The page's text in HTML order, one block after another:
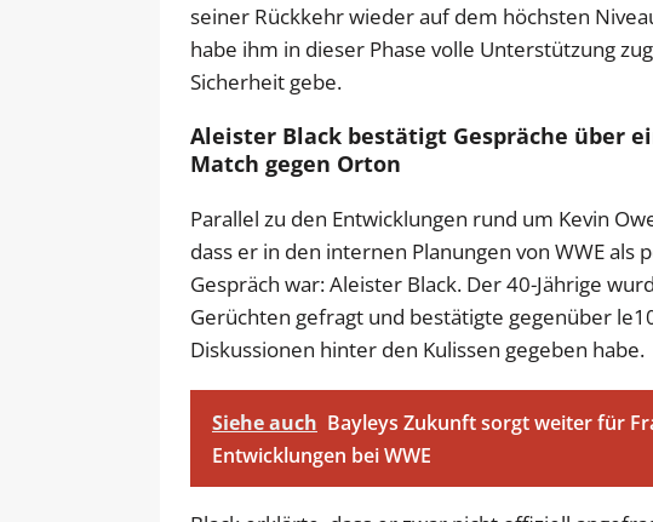
seiner Rückkehr wieder auf dem höchsten
habe ihm in dieser Phase volle Unterstützung
Sicherheit gebe.
Aleister Black bestätigt Gespräche über
Match gegen Orton
Parallel zu den Entwicklungen rund um Kevin
dass er in den internen Planungen von WWE als
Gespräch war: Aleister Black. Der 40-Jährige
Gerüchten gefragt und bestätigte gegenüber
Diskussionen hinter den Kulissen gegeben habe.
Siehe auch Bayleys Zukunft sorgt weiter für
Entwicklungen bei WWE